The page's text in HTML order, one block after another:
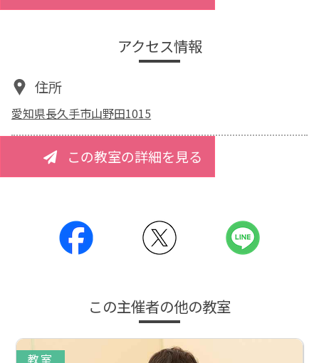
アクセス情報
住所
愛知県長久手市山野田1015
この教室の詳細を見る
この主催者の他の教室
教室